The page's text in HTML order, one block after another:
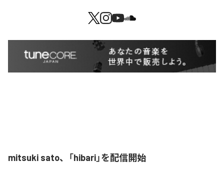
mitsuki sato、「hibari」を配信開始